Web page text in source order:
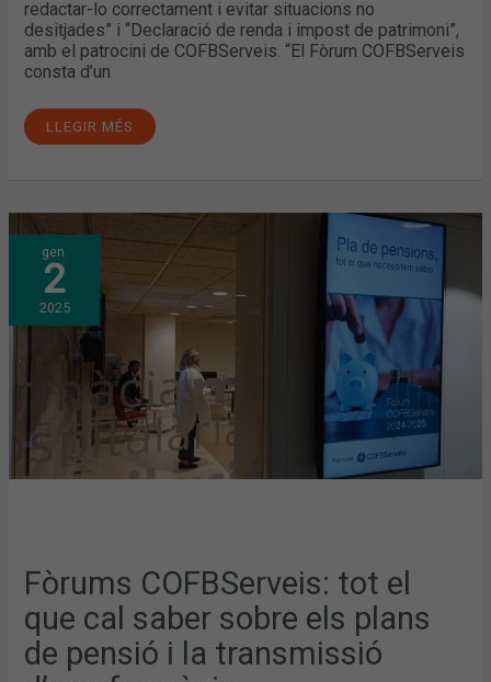
redactar-lo correctament i evitar situacions no
desitjades” i “Declaració de renda i impost de patrimoni”,
amb el patrocini de COFBServeis. “El Fòrum COFBServeis
consta d’un
LLEGIR MÉS
gen.
2
2025
Fòrums COFBServeis: tot el
que cal saber sobre els plans
de pensió i la transmissió
FÒRUMS
COFBSERVEIS:
TOT
EL
QUE
CAL
SABER
SOBRE
PLANS
PENSIÓ
TRANSMISSIÓ
D’UNA
FARMÀCIA